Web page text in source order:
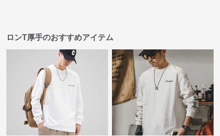
ロンT厚手のおすすめアイテム